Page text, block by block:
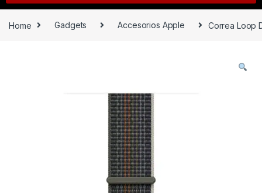
Home Gadgets Accesorios Apple Correa Loop